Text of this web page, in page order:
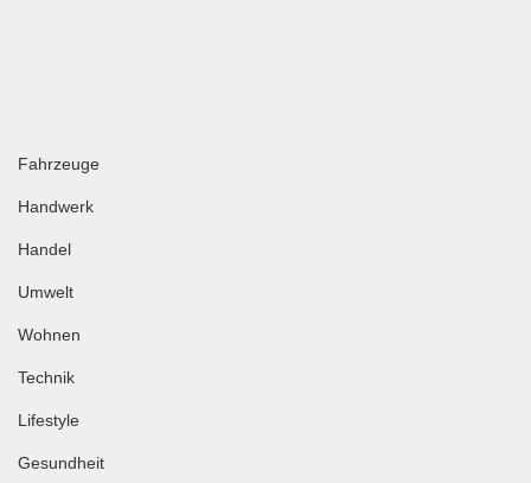
Fahrzeuge
Handwerk
Handel
Umwelt
Wohnen
Technik
Lifestyle
Gesundheit